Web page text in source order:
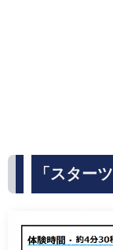
「スター